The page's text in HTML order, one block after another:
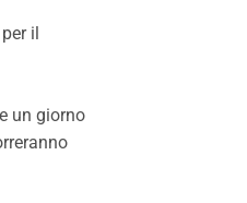
il
un giorno